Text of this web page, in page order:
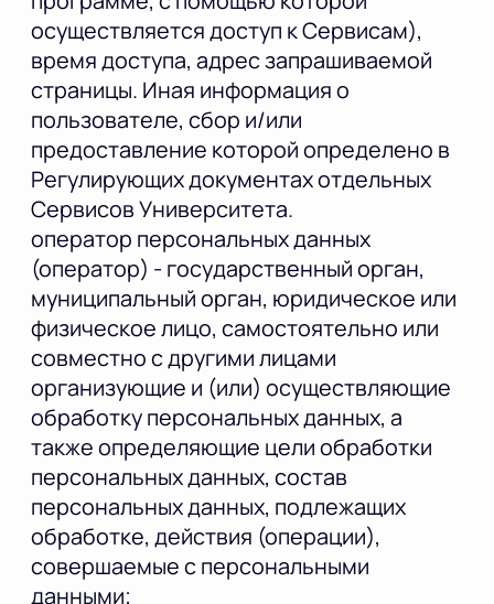
осуществляется доступ к Сервисам),
время доступа, адрес запрашиваемой
страницы. Иная информация о
пользователе, сбор и/или
предоставление которой определено в
Регулирующих документах отдельных
Сервисов Университета.
оператор персональных данных
(оператор) - государственный орган,
муниципальный орган, юридическое или
физическое лицо, самостоятельно или
совместно с другими лицами
организующие и (или) осуществляющие
обработку персональных данных, а
также определяющие цели обработки
персональных данных, состав
персональных данных, подлежащих
обработке, действия (операции),
совершаемые с персональными
данными;